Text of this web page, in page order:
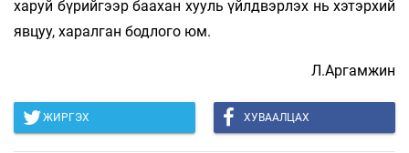
харуй бүрийгээр баахан хууль үйлдвэрлэх нь хэтэрхий
явцуу, харалган бодлого юм.
Л.Аргамжин
ЖИРГЭХ ХУВААЛЦАХ